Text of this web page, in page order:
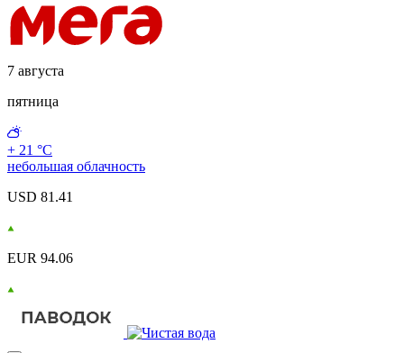
7 августа
пятница
+ 21 °С
небольшая облачность
USD 81.41
EUR 94.06